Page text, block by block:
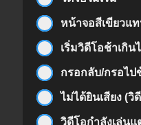
หน้าจอสีเขียวแ
เริ่มวิดีโอช้าเกิน
กรอกลับ/กรอไป
ไม่ได้ยินเสียง (วิ
วิดีโอกำลังเล่น